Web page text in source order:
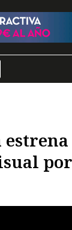
estrena
por